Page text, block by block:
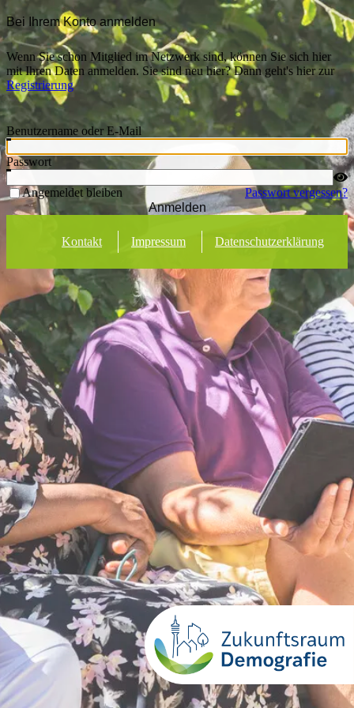
Bei Ihrem Konto anmelden
Wenn Sie schon Mitglied im Netzwerk sind, können Sie sich hier
mit Ihren Daten anmelden. Sie sind neu hier? Dann geht's hier zur
Registrierung
Benutzername oder E-Mail
Passwort
Angemeldet bleiben
Passwort vergessen?
Anmelden
Kontakt Impressum Datenschutzerklärung